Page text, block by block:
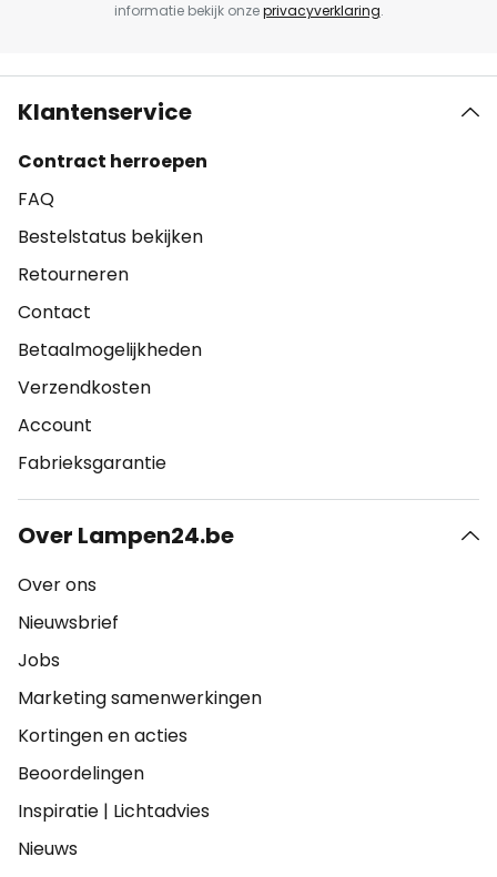
informatie bekijk onzeprivacyverklaring.
Klantenservice
Contract herroepen
FAQ
Bestelstatus bekijken
Retourneren
Contact
Betaalmogelijkheden
Verzendkosten
Account
Fabrieksgarantie
Over Lampen24.be
Over ons
Nieuwsbrief
Jobs
Marketing samenwerkingen
Kortingen en acties
Beoordelingen
Inspiratie | Lichtadvies
Nieuws